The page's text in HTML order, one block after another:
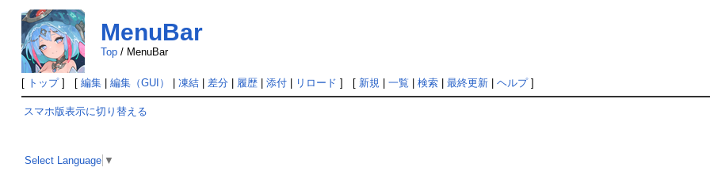
MenuBar
Top/ MenuBar
[ トップ] [ 編集| 編集（GUI） 凍結| 差分| 履歴| 添付| リロード ] [ 新規| 一覧 検索| 最終更新| ヘルプ]
スマホ版表示に切り替える
Select Language ▼